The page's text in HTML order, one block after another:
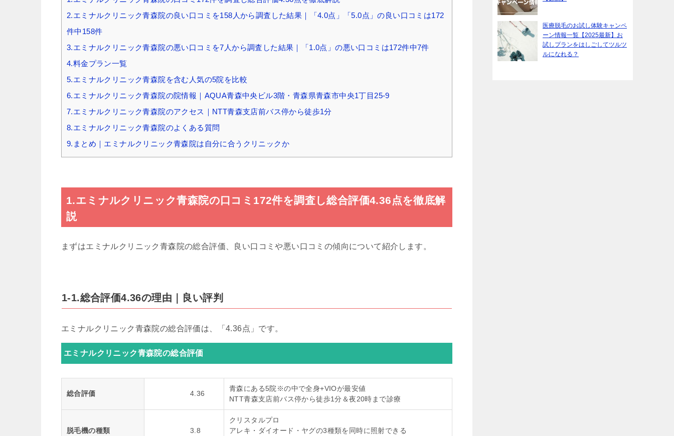
2.エミナルクリニック青森院の良い口コミを158人から調査した結果｜「4.0点」「5.0点」の良い口コミは172
件中158件
3.エミナルクリニック青森院の悪い口コミを7人から調査した結果｜「1.0点」の悪い口コミは172件中7件
4.料金プラン一覧
5.エミナルクリニック青森院を含む人気の5院を比較
6.エミナルクリニック青森院の院情報｜AQUA青森中央ビル3階・青森県青森市中央1丁目25-9
7.エミナルクリニック青森院のアクセス｜NTT青森支店前バス停から徒歩1分
8.エミナルクリニック青森院のよくある質問
9.まとめ｜エミナルクリニック青森院は自分に合うクリニックか
1.エミナルクリニック青森院の口コミ172件を調査し総合評価4.36点を徹底解
説
まずはエミナルクリニック青森院の総合評価、良い口コミや悪い口コミの傾向について紹介します。
1-1.総合評価4.36の理由｜良い評判
エミナルクリニック青森院の総合評価は、「4.36点」です。
エミナルクリニック青森院の総合評価
総合評価 4.36
青森にある5院※の中で全身+VIOが最安値
NTT青森支店前バス停から徒歩1分＆夜20時まで診療
脱毛機の種類 3.8
クリスタルプロ
アレキ・ダイオード・ヤグの3種類を同時に照射できる
医療脱毛のお試し体験キャンペ
ーン情報一覧【2025最新】お
試しプランをはしごしてツルツ
ルになれる？